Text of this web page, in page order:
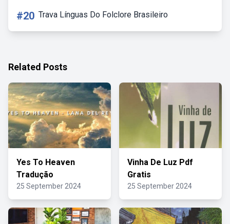
#20 Trava Línguas Do Folclore Brasileiro
Related Posts
Yes To Heaven
Tradução
25 September 2024
Vinha De Luz Pdf
Gratis
25 September 2024